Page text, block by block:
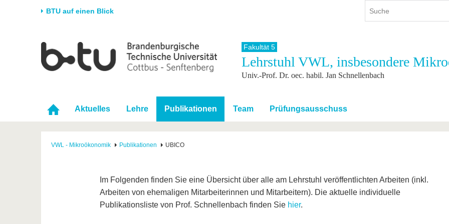
BTU auf einen Blick
Universität
Karriere & Engagement
Partnerschaften &
Strukturwandel
Forschung
Förderung
Wissenschaftlicher
Nachwuchs
Studium
Studienangebot
Im Studium
Nach dem Studium
International
Internationales Profil
Mit der BTU ins Ausland
Für internationale
Studierende
Weiterbildung
Weiterbildungsangebote
Fakultät 5
Lehrstuhl VWL, insbesondere
Univ.-Prof. Dr. oec. habil. Jan Schnellenbach
Aktuelles Lehre Publikationen Team Prüfungsausschuss
VWL - Mikroökonomik Publikationen UBICO
Im Folgenden finden Sie eine Übersicht über alle am Lehrstuhl veröffentlichten Arbeiten (inkl.
Arbeiten von ehemaligen Mitarbeiterinnen und Mitarbeitern). Die aktuelle individuelle
Publikationsliste von Prof. Schnellenbach finden Sie hier.